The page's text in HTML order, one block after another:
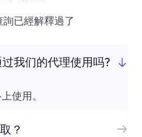
已經解釋過了
我们的代理使用吗?
使用。
？